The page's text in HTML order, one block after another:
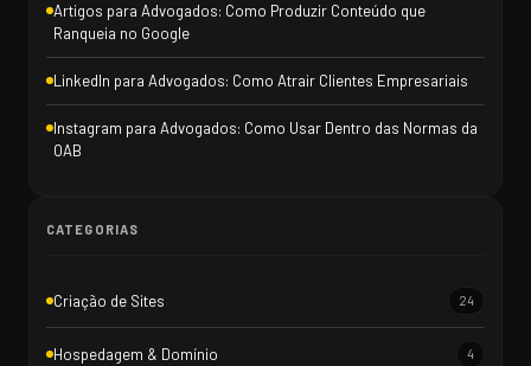
Artigos para Advogados: Como Produzir Conteúdo que
Ranqueia no Google
LinkedIn para Advogados: Como Atrair Clientes Empresariais
Instagram para Advogados: Como Usar Dentro das Normas da
OAB
CATEGORIAS
Criação de Sites 24
Hospedagem & Domínio 4